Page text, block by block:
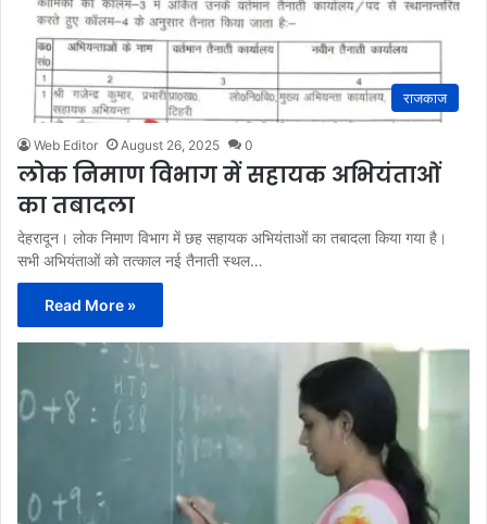
राजकाज
Web Editor August 26, 2025 0
लोक निमाण विभाग में सहायक अभियंताओं
का तबादला
देहरादून। लोक निमाण विभाग में छह सहायक अभियंताओं का तबादला किया गया है।
सभी अभियंताओं को तत्काल नई तैनाती स्थल…
Read More »